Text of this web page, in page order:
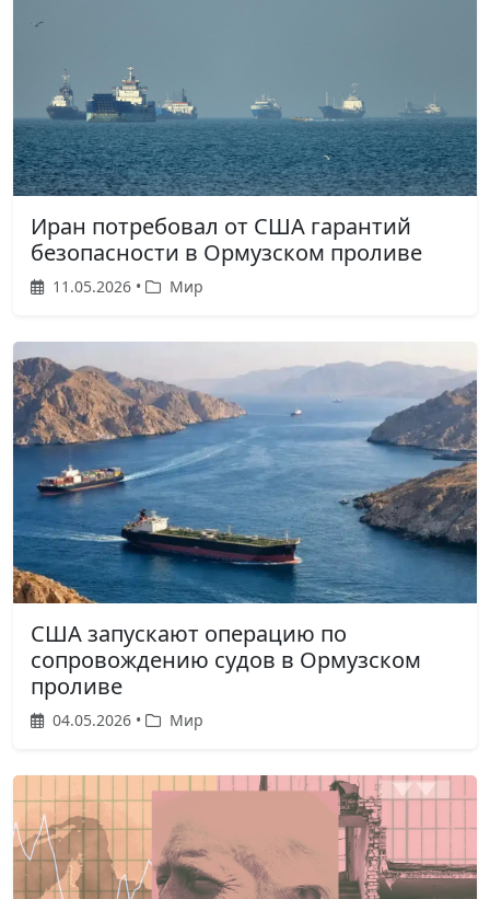
Иран потребовал от США гарантий
безопасности в Ормузском проливе
11.05.2026 • Мир
США запускают операцию по
сопровождению судов в Ормузском
проливе
04.05.2026 • Мир